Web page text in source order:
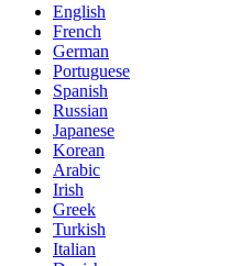
English
French
German
Portuguese
Spanish
Russian
Japanese
Korean
Arabic
Irish
Greek
Turkish
Italian